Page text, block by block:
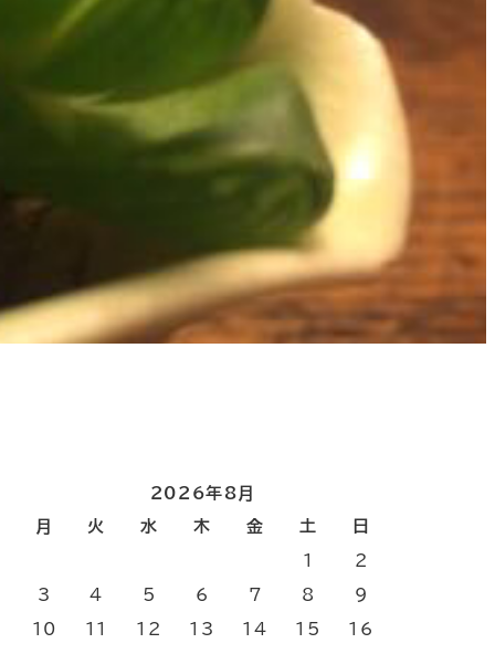
2026年8月
月
火 水 木 金 土 日
1 2
3 4 5 6 7 8 9
10 11 12 13 14 15 16